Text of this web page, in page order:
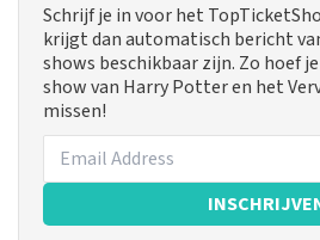
Schrijf je in voor het
krijgt dan automatisch bericht
shows beschikbaar zijn. Zo hoef
show van Harry Potter en het
missen!